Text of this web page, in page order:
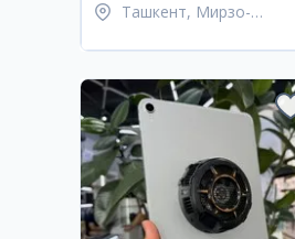
Ташкент, Мирзо-